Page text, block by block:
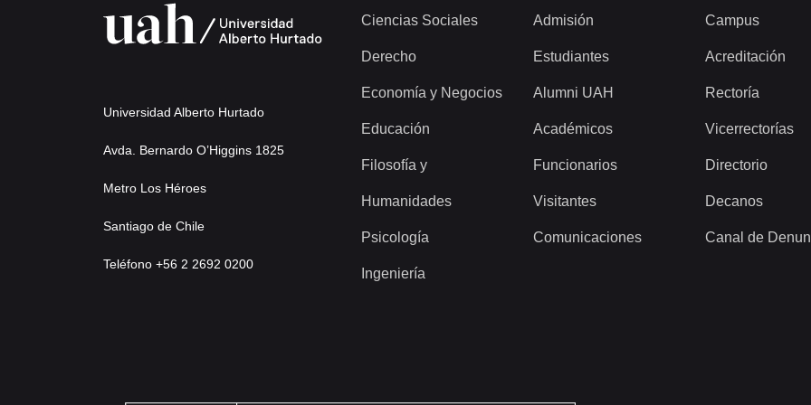
Universidad Alberto Hurtado
Avda. Bernardo O’Higgins 1825
Metro Los Héroes
Santiago de Chile
Teléfono +56 2 2692 0200
Ciencias Sociales
Derecho
Economía y Negocios
Educación
Filosofía y
Humanidades
Psicología
Ingeniería
Admisión
Estudiantes
Alumni UAH
Académicos
Funcionarios
Visitantes
Comunicaciones
Campus
Acreditación
Rectoría
Vicerrectorías
Directorio
Decanos
Canal de